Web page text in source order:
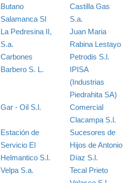
Butano
Salamanca Sl
Castilla Gas
S.a.
La Pedresina II,
S.a.
Juan Maria
Rabina Lestayo
Carbones
Barbero S. L.
Petrodis S.l.
IPISA
(Industrias
Piedrahita SA)
Gar - Oil S.l.
Comercial
Clacampa S.l.
Estación de
Servicio El
Helmantico S.l.
Sucesores de
Hijos de Antonio
Díaz S.l.
Velpa S.a.
Tecal Prieto